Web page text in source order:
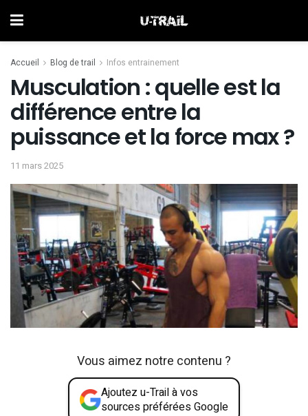
Accueil Blog de trail Infos entrainement
Musculation : quelle est la
différence entre la
puissance et la force max ?
11 mars 2025
Vous aimez notre contenu ?
Ajoutez u-Trail à vos
sources préférées Google